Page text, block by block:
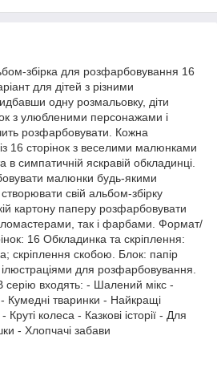
збірка для розфарбовування 16
для дітей з різними
одну розмальовку, діти
з улюбленими персонажами і
розфарбовувати. Кожна
16 сторінок з веселими малюнками
в симпатичній яскравій обкладинці.
малюнки будь-якими
свій альбом-збірку
картону паперу розфарбовувати
так і фарбами. Формат/
16 Обкладинка та скріплення:
скріплення скобою. Блок: папір
для розфарбовування.
серію входять: - Шалений мікс -
Кумедні тваринки - Найкращі
Круті колеса - Казкові історії - Для
- Хлопчачі забави